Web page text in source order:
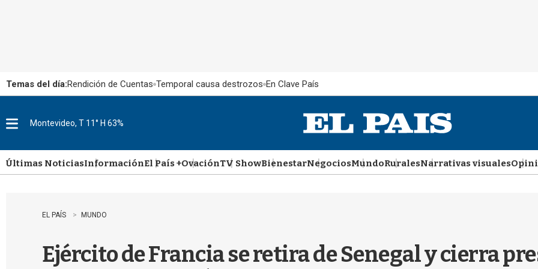
Temas del día:Rendición de Cuentas Temporal causa destrozos En Clave País
u
Montevideo, T 11° H 63%
Últimas NoticiasInformaciónEl País +OvaciónTV ShowBienestarNegociosMundoRuralesNarrativas visuales
EL PAÍS MUNDO
Ejército de Francia se retira de Senegal y cierra